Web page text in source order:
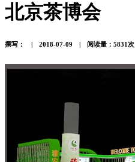
北京茶博会
撰写： | 2018-07-09 | 阅读量：5831次